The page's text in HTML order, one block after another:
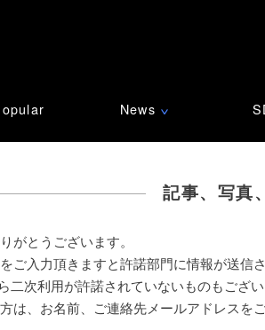
News ∨
記事、写真
がとうございます。
ご入力頂きますと許諾部門に情報が送信
二次利用が許諾されていないものもござ
は、お名前、ご連絡先メールアドレスを